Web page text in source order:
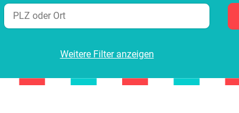
Weitere Filter anzeigen